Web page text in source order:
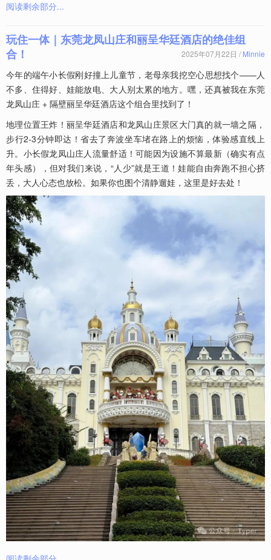
阅读剩余部分...
玩住一体｜东莞龙凤山庄和丽呈华廷酒店的绝佳组
合！
2025年07月22日 / Minnie
今年的端午小长假刚好撞上儿童节，老母亲我挖空心思想找个——人
不多、住得好、娃能放电、大人别太累的地方。嘿，还真被我在东莞
龙凤山庄 + 隔壁丽呈华廷酒店这个组合里找到了！
地理位置王炸！丽呈华廷酒店和龙凤山庄景区大门真的就一墙之隔，
步行2-3分钟即达！省去了奔波坐车堵在路上的烦恼，体验感直线上
升。小长假龙凤山庄人流量舒适！可能因为设施不算最新（确实有点
年头感），但对我们来说，“人少”就是王道！娃能自由奔跑不担心挤
丢，大人心态也放松。如果你也图个清静遛娃，这里是好去处！